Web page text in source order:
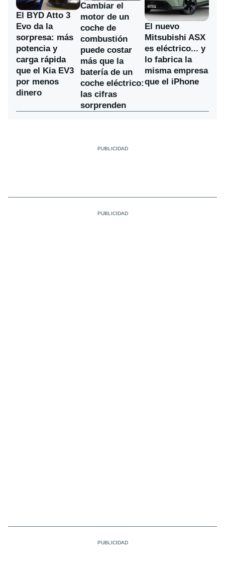
El BYD Atto 3
Evo da la
sorpresa: más
potencia y
carga rápida
que el Kia EV3
por menos
dinero
Cambiar el
motor de un
coche de
combustión
puede costar
más que la
batería de un
coche eléctrico:
las cifras
sorprenden
El nuevo
Mitsubishi ASX
es eléctrico... y
lo fabrica la
misma empresa
que el iPhone